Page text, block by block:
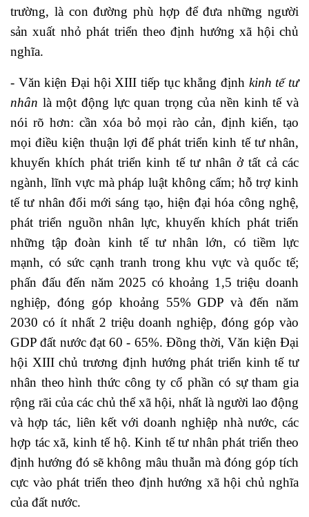
trường, là con đường phù hợp để đưa những người
sản xuất nhỏ phát triển theo định hướng xã hội chủ
nghĩa.
- Văn kiện Đại hội XIII tiếp tục khẳng định kinh tế tư
nhân là một động lực quan trọng của nền kinh tế và
nói rõ hơn: cần xóa bỏ mọi rào cản, định kiến, tạo
mọi điều kiện thuận lợi để phát triển kinh tế tư nhân,
khuyến khích phát triển kinh tế tư nhân ở tất cả các
ngành, lĩnh vực mà pháp luật không cấm; hỗ trợ kinh
tế tư nhân đổi mới sáng tạo, hiện đại hóa công nghệ,
phát triển nguồn nhân lực, khuyến khích phát triển
những tập đoàn kinh tế tư nhân lớn, có tiềm lực
mạnh, có sức cạnh tranh trong khu vực và quốc tế;
phấn đấu đến năm 2025 có khoảng 1,5 triệu doanh
nghiệp, đóng góp khoảng 55% GDP và đến năm
2030 có ít nhất 2 triệu doanh nghiệp, đóng góp vào
GDP đất nước đạt 60 - 65%. Đồng thời, Văn kiện Đại
hội XIII chủ trương định hướng phát triển kinh tế tư
nhân theo hình thức công ty cổ phần có sự tham gia
rộng rãi của các chủ thể xã hội, nhất là người lao động
và hợp tác, liên kết với doanh nghiệp nhà nước, các
hợp tác xã, kinh tế hộ. Kinh tế tư nhân phát triển theo
định hướng đó sẽ không mâu thuẫn mà đóng góp tích
cực vào phát triển theo định hướng xã hội chủ nghĩa
của đất nước.